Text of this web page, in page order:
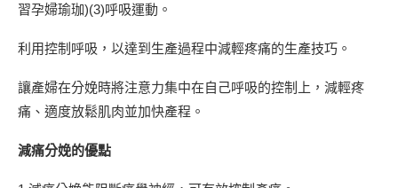
習孕婦瑜珈)(3)呼吸運動。
利用控制呼吸，以達到生產過程中減輕疼痛的生產技巧。
讓產婦在分娩時將注意力集中在自己呼吸的控制上，減輕疼
痛、適度放鬆肌肉並加快產程。
減痛分娩的優點